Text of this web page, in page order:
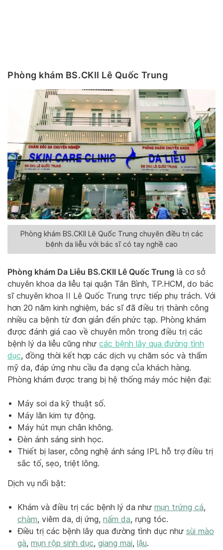
Phòng khám BS.CKII Lê Quốc Trung
Phòng khám BS.CKII Lê Quốc Trung chuyên điều trị các
bệnh da liễu với bác sĩ có tay nghề cao
Phòng khám Da Liễu BS.CKII Lê Quốc Trung là cơ sở
chuyên khoa da liễu tại quận Tân Bình, TP.HCM, do bác
sĩ chuyên khoa II Lê Quốc Trung trực tiếp phụ trách. Với
hơn 20 năm kinh nghiệm, bác sĩ đã điều trị thành công
nhiều ca bệnh từ đơn giản đến phức tạp. Phòng khám
được đánh giá cao về chuyên môn trong điều trị các
bệnh lý da liễu cũng như các bệnh lây qua đường tình
dục, đồng thời kết hợp các dịch vụ chăm sóc và thẩm
mỹ da, đáp ứng nhu cầu đa dạng của khách hàng.
Phòng khám được trang bị hệ thống máy móc hiện đại:
Máy soi da kỹ thuật số.
Máy lăn kim tự động.
Máy hút mụn chân không.
Đèn ánh sáng sinh học.
Thiết bị laser, công nghệ ánh sáng IPL hỗ trợ điều trị
sắc tố, sẹo, triệt lông.
Dịch vụ nổi bật:
Khám và điều trị các bệnh lý da như mụn trứng cá,
chàm, viêm da, dị ứng, nấm da, rụng tóc.
Điều trị các bệnh lây qua đường tình dục như sùi mào
gà, mụn rộp sinh dục, giang mai, lậu.